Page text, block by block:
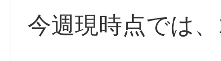
今週現時点では